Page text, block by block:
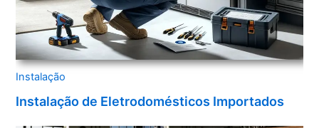
Instalação
Instalação de Eletrodomésticos Importados